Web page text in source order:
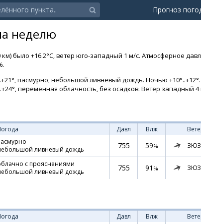
Прогноз
неделю
км) было +16.2°C, ветер юго-западный 1 м/с. Атмосферное
пасмурно, небольшой ливневый дождь. Ночью
переменная облачность, без осадков. Ветер западный
Давл Влж
ливневый дождь
755 59%
с прояснениями
ливневый дождь
755 91 %
Давл Влж